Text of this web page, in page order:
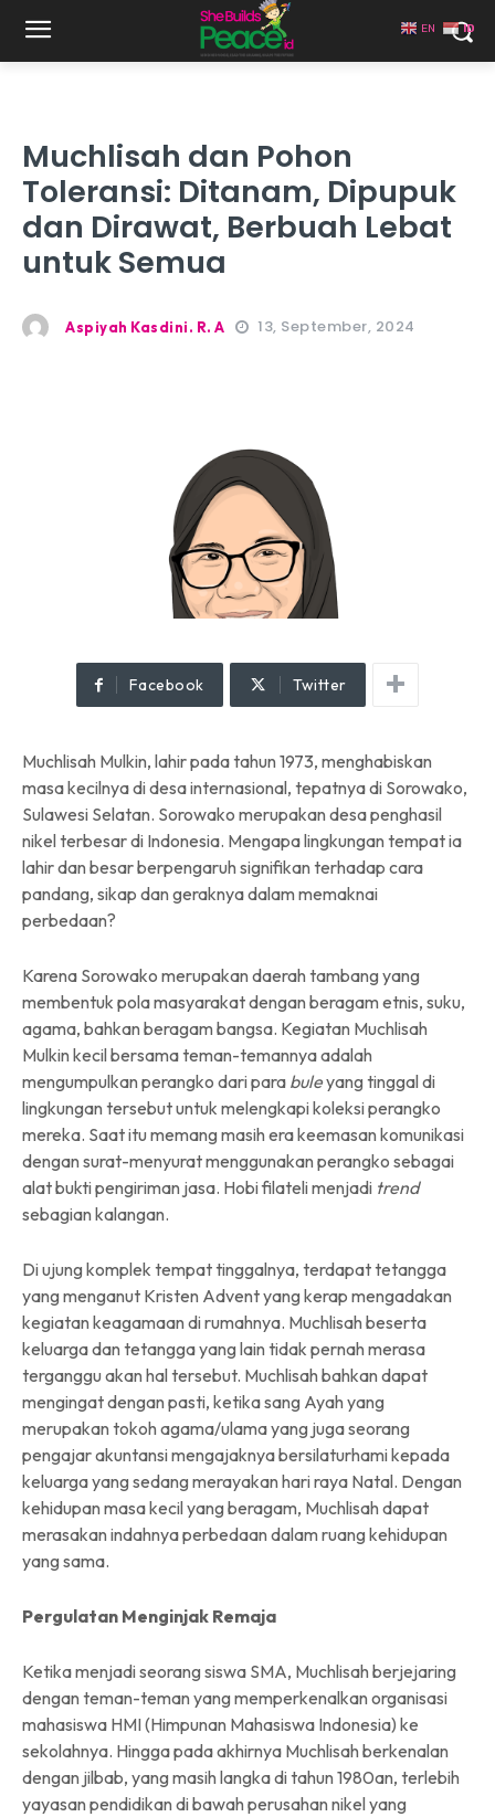
Muchlisah dan Pohon
Toleransi: Ditanam, Dipupuk
dan Dirawat, Berbuah Lebat
untuk Semua
Aspiyah Kasdini. R. A 13, September, 2024
Facebook Twitter
Muchlisah Mulkin, lahir pada tahun 1973, menghabiskan
masa kecilnya di desa internasional, tepatnya di Sorowako,
Sulawesi Selatan. Sorowako merupakan desa penghasil
nikel terbesar di Indonesia. Mengapa lingkungan tempat ia
lahir dan besar berpengaruh signifikan terhadap cara
pandang, sikap dan geraknya dalam memaknai
perbedaan?
Karena Sorowako merupakan daerah tambang yang
membentuk pola masyarakat dengan beragam etnis, suku,
agama, bahkan beragam bangsa. Kegiatan Muchlisah
Mulkin kecil bersama teman-temannya adalah
mengumpulkan perangko dari para buleyang tinggal di
lingkungan tersebut untuk melengkapi koleksi perangko
mereka. Saat itu memang masih era keemasan komunikasi
dengan surat-menyurat menggunakan perangko sebagai
alat bukti pengiriman jasa. Hobi filateli menjadi trend
sebagian kalangan.
Di ujung komplek tempat tinggalnya, terdapat tetangga
yang menganut Kristen Advent yang kerap mengadakan
kegiatan keagamaan di rumahnya. Muchlisah beserta
keluarga dan tetangga yang lain tidak pernah merasa
terganggu akan hal tersebut. Muchlisah bahkan dapat
mengingat dengan pasti, ketika sang Ayah yang
merupakan tokoh agama/ulama yang juga seorang
pengajar akuntansi mengajaknya bersilaturhami kepada
keluarga yang sedang merayakan hari raya Natal. Dengan
kehidupan masa kecil yang beragam, Muchlisah dapat
merasakan indahnya perbedaan dalam ruang kehidupan
yang sama.
Pergulatan Menginjak Remaja
Ketika menjadi seorang siswa SMA, Muchlisah berjejaring
dengan teman-teman yang memperkenalkan organisasi
mahasiswa HMI (Himpunan Mahasiswa Indonesia) ke
sekolahnya. Hingga pada akhirnya Muchlisah berkenalan
dengan jilbab, yang masih langka di tahun 1980an, terlebih
yayasan pendidikan di bawah perusahan nikel yang
EN ID